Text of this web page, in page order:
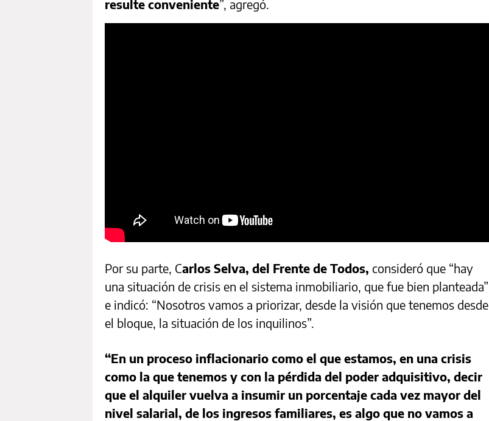
resulte conveniente”, agregó.
Por su parte, Carlos Selva, del Frente de Todos, consideró que “hay
una situación de crisis en el sistema inmobiliario, que fue bien planteada”
e indicó: “Nosotros vamos a priorizar, desde la visión que tenemos desde
el bloque, la situación de los inquilinos”.
“En un proceso inflacionario como el que estamos, en una crisis
como la que tenemos y con la pérdida del poder adquisitivo, decir
que el alquiler vuelva a insumir un porcentaje cada vez mayor del
nivel salarial, de los ingresos familiares, es algo que no vamos a